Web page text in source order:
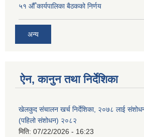
५१ औँ कार्यपालिका बैठकको निर्णय
अन्य
ऐन, कानुन तथा निर्देशिका
खेलकुद संचालन खर्च निर्देशिका, २०७८ लाई संशोधन
(पहिलो संशोधन) २०८२
मिति: 07/22/2026 - 16:23